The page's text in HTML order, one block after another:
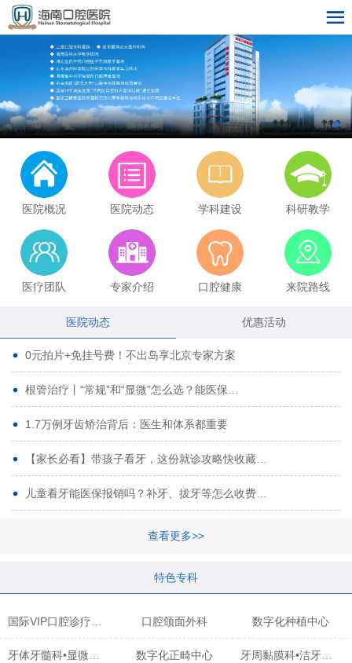
医院概况 医院动态 学科建设 科研教学
医疗团队 专家介绍 口腔健康 来院路线
医院动态 优惠活动
0元拍片+免挂号费！不出岛享北京专家方案
根管治疗丨“常规”和“显微”怎么选？能医保…
1.7万例牙齿矫治背后：医生和体系都重要
【家长必看】带孩子看牙，这份就诊攻略快收藏…
儿童看牙能医保报销吗？补牙、拔牙等怎么收费…
查看更多>>
特色专科
口腔颌面外科 数字化种植中心
数字化正畸中心 牙周黏膜科•洁牙中心